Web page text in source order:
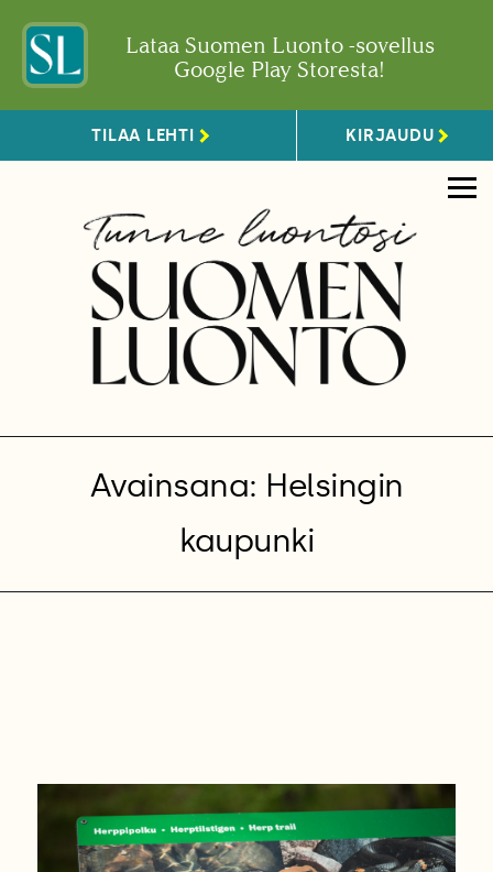
Lataa Suomen Luonto -sovellus
Google Play Storesta!
TILAA LEHTI KIRJAUDU
Avainsana: Helsingin
kaupunki